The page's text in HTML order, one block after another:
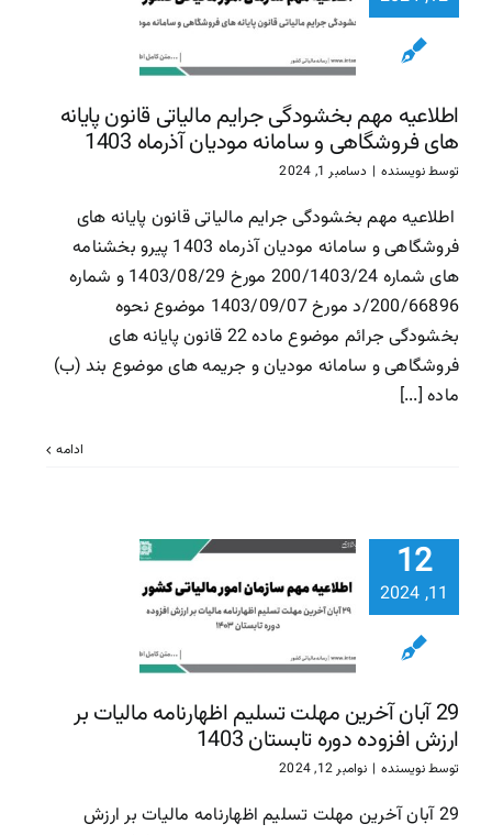
آذرماه 1403
سازمان امور مالیاتی
اطلاعیه مهم بخشودگی جرایم مالیاتی قانون پایانه
های فروشگاهی و سامانه مودیان آذرماه 1403
توسطنویسنده | دسامبر 1, 2024
اطلاعیه مهم بخشودگی جرایم مالیاتی قانون پایانه های
فروشگاهی و سامانه مودیان آذرماه 1403 پیرو بخشنامه
های شماره 200/1403/24 مورخ 1403/08/29 و شماره
200/66896/د مورخ 1403/09/07 موضوع نحوه
بخشودگی جرائم موضوع ماده 22 قانون پایانه های
فروشگاهی و سامانه مودیان و جریمه های موضوع بند (ب)
ماده [...]
ادامه
12
11, 2024
سازمان امور مالیاتی29 آبان آخرین مهلت تسلیم اظهارنامه مالیات بر
ارزش افزوده دوره تابستان 1403
توسطنویسنده | نوامبر 12, 2024
29 آبان آخرین مهلت تسلیم اظهارنامه مالیات بر ارزش